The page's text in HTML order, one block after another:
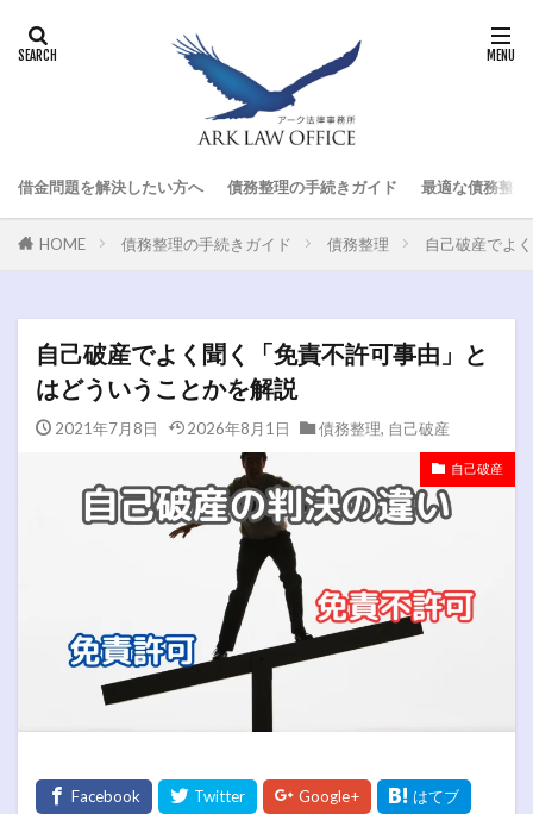
借金問題を解決したい方へ 債務整理の手続きガイド 最適な債務整
HOME 債務整理の手続きガイド 債務整理 自己破産でよ
自己破産でよく聞く「免責不許可事由」と
はどういうことかを解説
2021年7月8日 2026年8月1日 債務整理, 自己破産
自己破産